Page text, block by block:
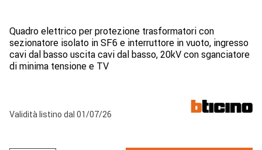
Quadro elettrico per protezione trasformatori con
sezionatore isolato in SF6 e interruttore in vuoto, ingresso
cavi dal basso uscita cavi dal basso, 20kV con sganciatore
di minima tensione e TV
Validità listino dal 01/07/26